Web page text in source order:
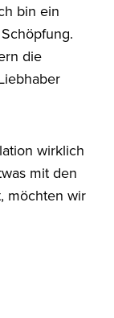
bin ein
die
wirklich
mit den
möchten wir